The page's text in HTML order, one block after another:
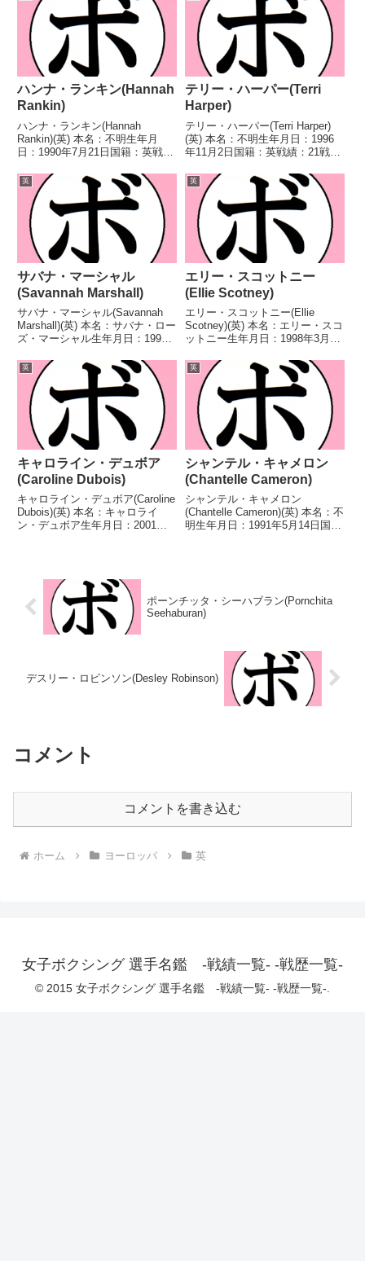
ハンナ・ランキン(Hannah
Rankin)
ハンナ・ランキン(Hannah
Rankin)(英) 本名：不明生年月
日：1990年7月21日国籍：英戦
イトル】IBO世界女子スーパーウ
ェルター級王座IBO世界女子スー
パーウェルター級王座第4代
WBA...
テリー・ハーパー(Terri
Harper)
テリー・ハーパー(Terri Harper)
(英) 本名：不明生年月日：1996
年11月2日国籍：英戦績：21戦16
WBCインターナショナル女子ラ
イト級王座WBAインターコンチ
ネンタル女子ライト級王座I...
英
サバナ・マーシャル
(Savannah Marshall)
サバナ・マーシャル(Savannah
Marshall)(英) 本名：サバナ・ロー
ズ・マーシャル生年月日：1991
勝(10KO)2敗 【獲得タイトル】
2012年度世界選手権女子ミドル
級優勝(アマチュア)2...
英
エリー・スコットニー
(Ellie Scotney)
エリー・スコットニー(Ellie
Scotney)(英) 本名：エリー・スコ
ットニー生年月日：1998年3月16
得タイトル】WBAインターコン
チネンタル女子スーパーバンタム
級王座EBU欧州女子スーパーバ
ンタ...
英
キャロライン・デュボア
(Caroline Dubois)
キャロライン・デュボア(Caroline
Dubois)(英) 本名：キャロライ
ン・デュボア生年月日：2001年1
級優勝(アマチュア)2...
英
シャンテル・キャメロン
(Chantelle Cameron)
シャンテル・キャメロン
(Chantelle Cameron)(英) 本名：不
明生年月日：1991年5月14日国
ポーンチッタ・シーハブラン(Pornchita
Seehaburan)
デスリー・ロビンソン(Desley Robinson)
コメント
コメントを書き込む
ホーム ヨーロッパ 英
女子ボクシング 選手名鑑 -戦績一覧- -戦歴一覧-
© 2015 女子ボクシング 選手名鑑 -戦績一覧- -戦歴一覧-.